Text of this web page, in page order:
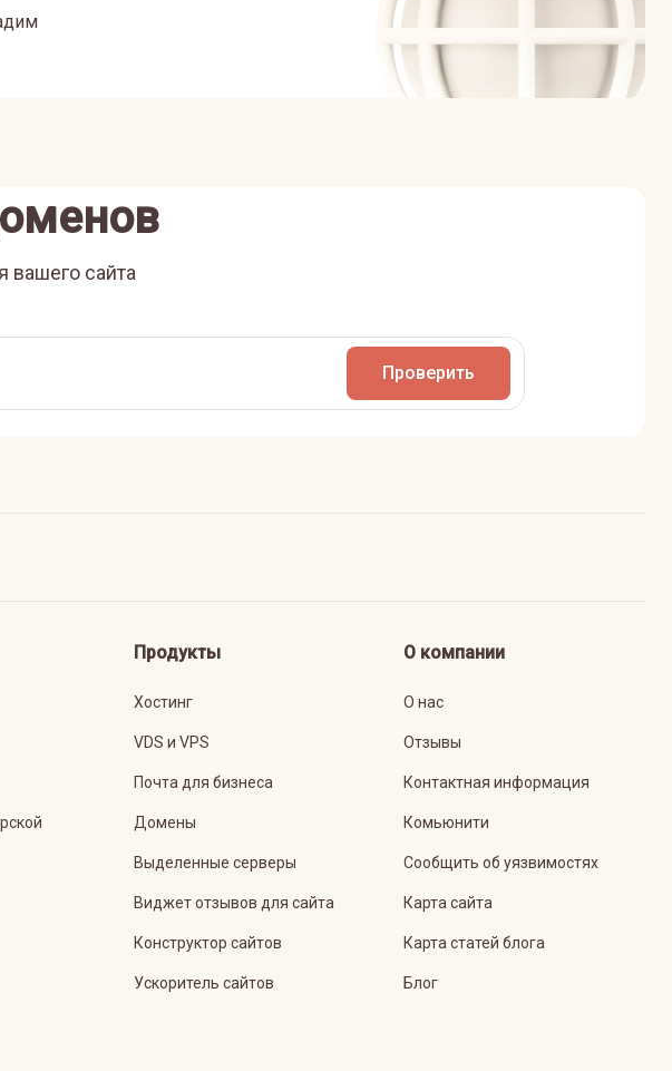
вашего сайта
Проверить
Продукты
Хостинг
VDS и VPS
Почта для бизнеса
Домены
Выделенные серверы
Виджет отзывов для сайта
Конструктор сайтов
Ускоритель сайтов
О компании
О нас
Отзывы
Контактная информация
Комьюнити
Сообщить об уязвимостях
Карта сайта
Карта статей блога
Блог